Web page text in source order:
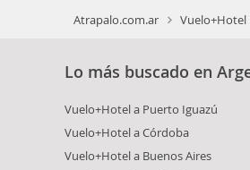
Atrapalo.com.ar Vuelo+Hotel
Lo más buscado en
Vuelo+Hotel a Puerto Iguazú
Vuelo+Hotel a Córdoba
Vuelo+Hotel a Buenos Aires